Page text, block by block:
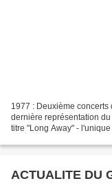
1977 : Deuxième
dernière représentation du
titre "Long Away" -
ACTUALITE DU